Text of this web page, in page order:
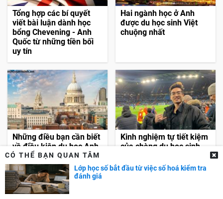
Tổng hợp các bí quyết
viết bài luận dành học
bổng Chevening - Anh
Quốc từ những tiền bối
uy tín
Hai ngành học ở Anh
được du học sinh Việt
chuộng nhất
Những điều bạn cần biết
về điều kiện du học Anh
2022
Kinh nghiệm tự tiết kiệm
của chàng du học sinh
CÓ THỂ BẠN QUAN TÂM
Lớp học số bắt đầu từ việc số hoá kiểm tra
đánh giá